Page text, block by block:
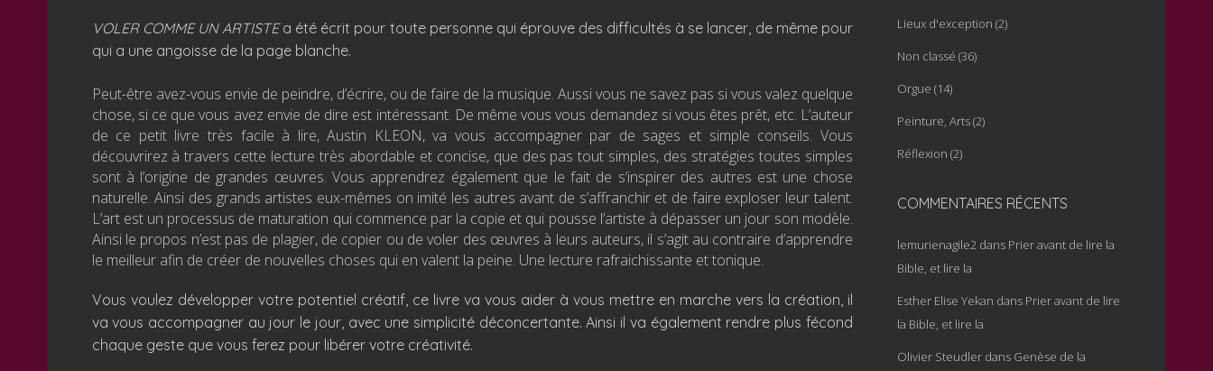
VOLER COMME UN ARTISTEa été écrit pour toute personne qui éprouve des difficultés à se lancer, de même pour
qui a une angoisse de la page blanche.
Peut-être avez-vous envie de peindre, d’écrire, ou de faire de la musique. Aussi vous ne savez pas si vous valez quelque
chose, si ce que vous avez envie de dire est intéressant. De même vous vous demandez si vous êtes prêt, etc. L’auteur
de ce petit livre très facile à lire, Austin KLEON, va vous accompagner par de sages et simple conseils. Vous
découvrirez à travers cette lecture très abordable et concise, que des pas tout simples, des stratégies toutes simples
sont à l’origine de grandes œuvres. Vous apprendrez également que le fait de s’inspirer des autres est une chose
naturelle. Ainsi des grands artistes eux-mêmes on imité les autres avant de s’affranchir et de faire exploser leur talent.
L’art est un processus de maturation qui commence par la copie et qui pousse l’artiste à dépasser un jour son modèle.
Ainsi le propos n’est pas de plagier, de copier ou de voler des œuvres à leurs auteurs, il s’agit au contraire d’apprendre
le meilleur afin de créer de nouvelles choses qui en valent la peine. Une lecture rafraichissante et tonique.
Vous voulez développer votre potentiel créatif, ce livre va vous aider à vous mettre en marche vers la création, il
va vous accompagner au jour le jour, avec une simplicité déconcertante. Ainsi il va également rendre plus fécond
chaque geste que vous ferez pour libérer votre créativité.
Lieux d'exception (2)
Non classé (36)
Orgue (14)
Peinture, Arts(2)
Réflexion (2)
COMMENTAIRES RÉCENTS
lemurienagile2 dans Prier avant de lire la
Bible, et lire la
Esther Elise Yekan dans Prier avant de lire
la Bible, et lire la
Olivier Steudler dans Genèse de la